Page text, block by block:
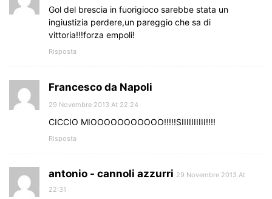
Gol del brescia in fuorigioco sarebbe stata un
ingiustizia perdere,un pareggio che sa di
vittoria!!!forza empoli!
Risposta
Francesco da Napoli
29 Novembre 2013 At 22:24
CICCIO MIOOOOOOOOOOO!!!!!SIIIIIIIIII!!!!
Risposta
antonio - cannoli azzurri 29 Novembre 2013 At
22:31